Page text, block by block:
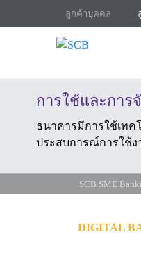
ลูกค้าบุคคล
การใช้และการ
ธนาคารมีการใช้เทค
ประสบการณ์การใช้ง
SCB SME
DIGITAL